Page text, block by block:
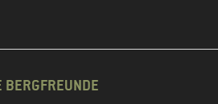
BERGFREUNDE